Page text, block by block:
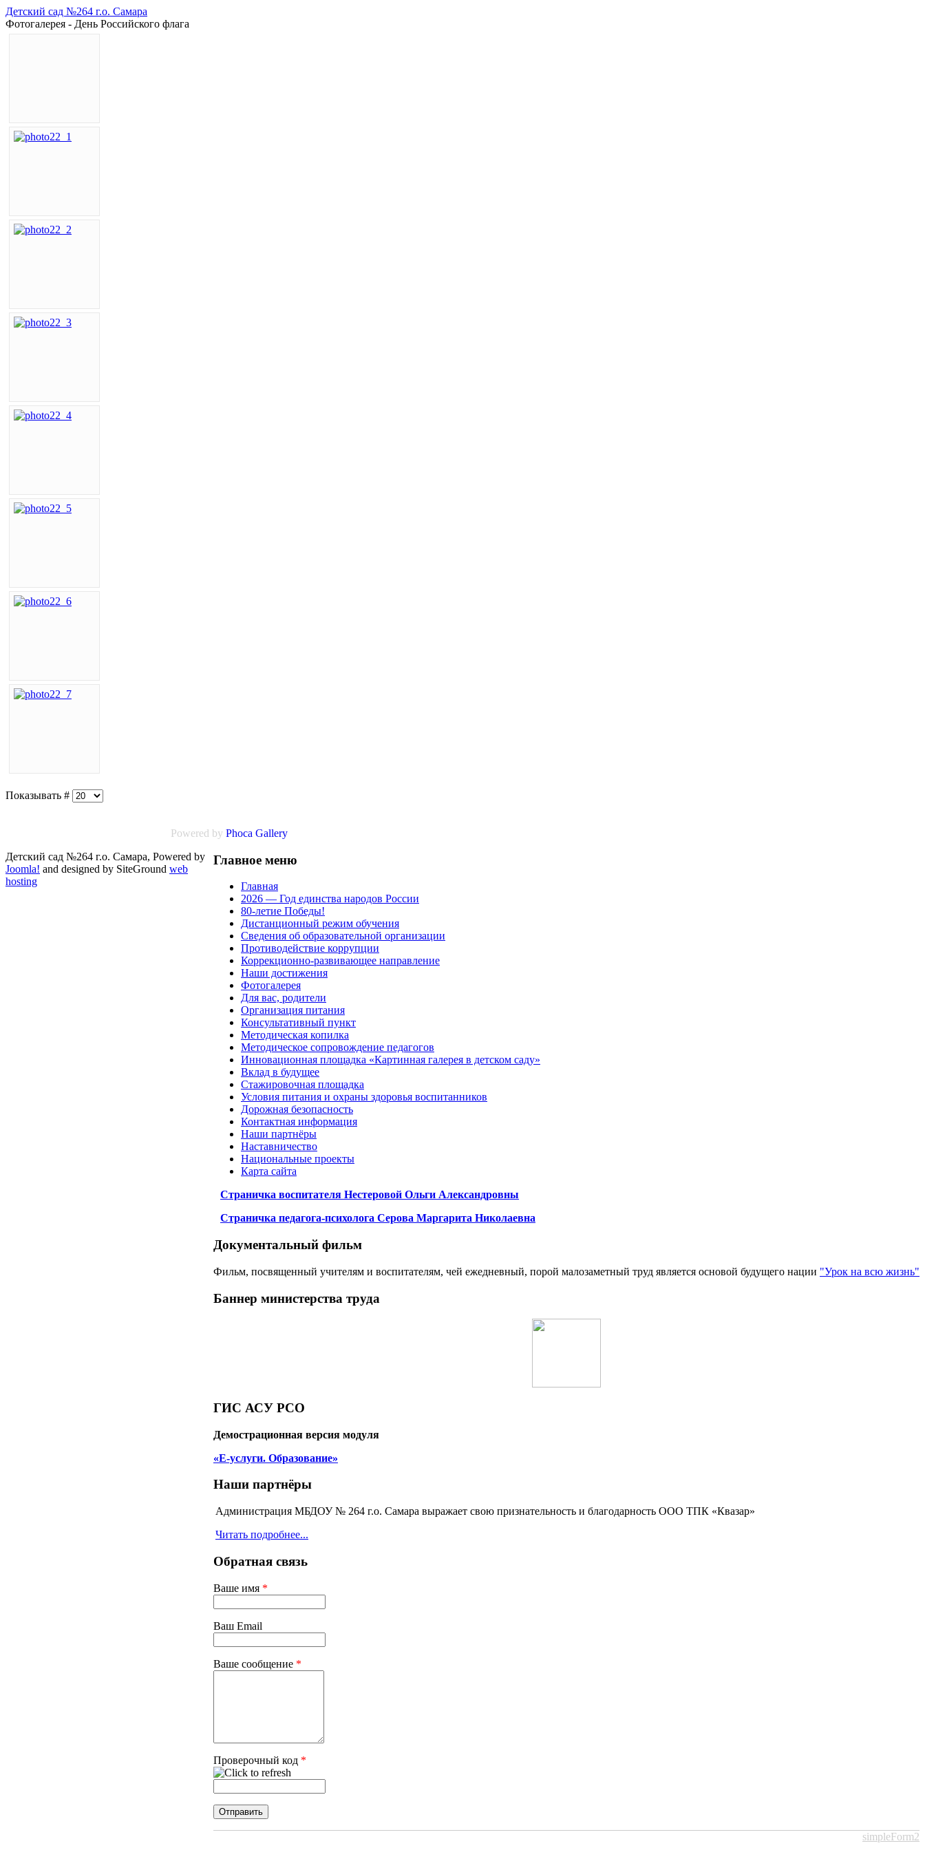
Детский сад №264 г.о. Самара
Фотогалерея - День Российского флага
Показывать #
Powered by Phoca Gallery
Главное меню
Главная
2026 — Год единства народов России
80-летие Победы!
Дистанционный режим обучения
Сведения об образовательной организации
Противодействие коррупции
Коррекционно-развивающее направление
Наши достижения
Фотогалерея
Для вас, родители
Организация питания
Консультативный пункт
Методическая копилка
Методическое сопровождение педагогов
Инновационная площадка «Картинная галерея в детском саду»
Вклад в будущее
Стажировочная площадка
Условия питания и охраны здоровья воспитанников
Дорожная безопасность
Контактная информация
Наши партнёры
Наставничество
Национальные проекты
Карта сайта
Страничка воспитателя Нестеровой Ольги Александровны
Страничка педагога-психолога Серова Маргарита Николаевна
Документальный фильм
Фильм, посвященный учителям и воспитателям, чей ежедневный, порой малозаметный труд является основой будущего нации "Урок на всю жизнь"
Баннер министерства труда
ГИС АСУ РСО
Демострационная версия модуля
«Е-услуги. Образование»
Наши партнёры
Администрация МБДОУ № 264 г.о. Самара выражает свою признательность и благодарность ООО ТПК «Квазар»
Читать подробнее...
Обратная связь
Ваше имя *
Ваш Email
Ваше сообщение *
Проверочный код *
simpleForm2
Детский сад №264 г.о. Самара, Powered by
Joomla! and designed by SiteGround web
hosting